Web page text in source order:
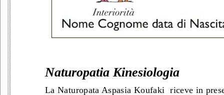
Naturopatia Kinesiologia
La Naturopata Aspasia Koufaki riceve in